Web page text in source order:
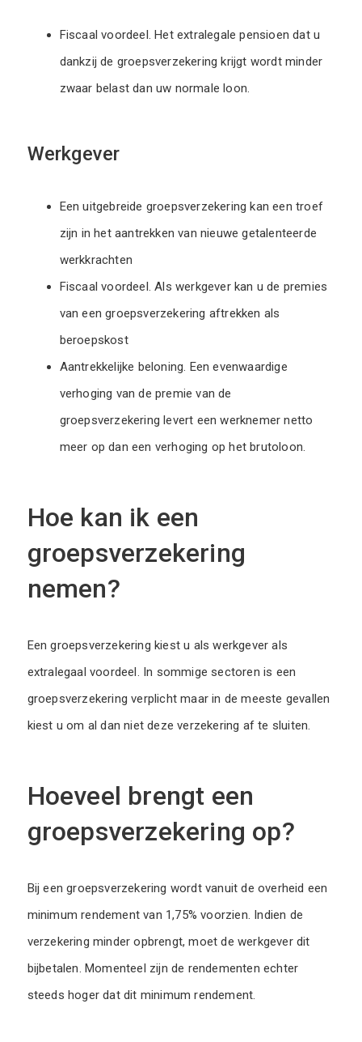
Fiscaal voordeel. Het extralegale pensioen dat u
dankzij de groepsverzekering krijgt wordt minder
zwaar belast dan uw normale loon.
Werkgever
Een uitgebreide groepsverzekering kan een troef
zijn in het aantrekken van nieuwe getalenteerde
werkkrachten
Fiscaal voordeel. Als werkgever kan u de premies
van een groepsverzekering aftrekken als
beroepskost
Aantrekkelijke beloning. Een evenwaardige
verhoging van de premie van de
groepsverzekering levert een werknemer netto
meer op dan een verhoging op het brutoloon.
Hoe kan ik een
groepsverzekering
nemen?
Een groepsverzekering kiest u als werkgever als
extralegaal voordeel. In sommige sectoren is een
groepsverzekering verplicht maar in de meeste gevallen
kiest u om al dan niet deze verzekering af te sluiten.
Hoeveel brengt een
groepsverzekering op?
Bij een groepsverzekering wordt vanuit de overheid een
minimum rendement van 1,75% voorzien. Indien de
verzekering minder opbrengt, moet de werkgever dit
bijbetalen. Momenteel zijn de rendementen echter
steeds hoger dat dit minimum rendement.